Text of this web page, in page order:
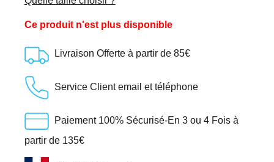
Ce produit n'est plus disponible
Livraison Offerte à partir de 85€
Service Client email et téléphone
Paiement 100% Sécurisé-En 3 ou 4 Fois à
partir de 135€